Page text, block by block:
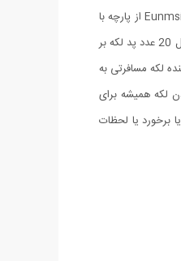
فرمول حرفه‌ای پاک کنندگی لکه، مناسب برای از بین بردن لکه‌های چربی، قهوه و ... از لباس‌ها، پارچه‌ها و منسوجات و هر جای دیگری که لک شده باشد. دستمال‌های پاک کننده لکه فوری برند Eunmsi از پارچه با
مواد شوینده ساخته شده‌اند که برای کودکان و حیوانات خانگی ایمن و ملایم هستند و می‌توانند لکه‌های روی لباس، پیش‌بند، فرش، مبلمان و سایر مکان‌ها را به سرعت از بین ببرند. هر بسته شامل 20 عدد پد لکه بر
لکه مسافرتی به
لکه همیشه برای
یا لحظات